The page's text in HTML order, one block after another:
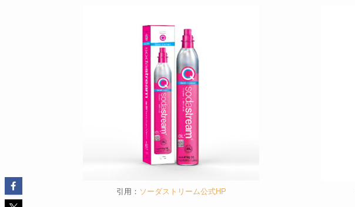
引用： ソーダストリーム公式HP